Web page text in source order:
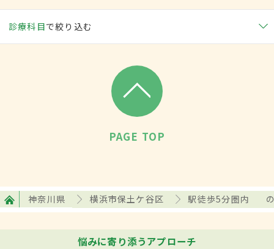
診療科目で絞り込む
PAGE TOP
神奈川県 横浜市保土ケ谷区 駅徒歩5分圏内
悩みに寄り添うアプローチ